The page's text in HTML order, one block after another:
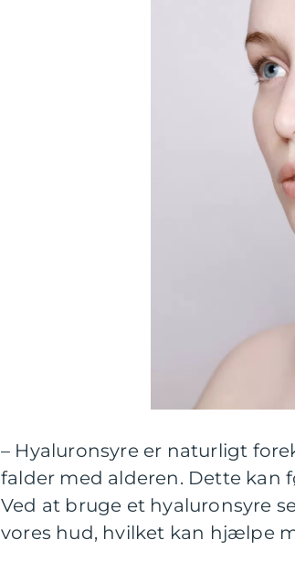
– Hyaluronsyre er naturligt
falder med alderen. Dette kan
Ved at bruge et hyaluronsyre
vores hud, hvilket kan hjælpe